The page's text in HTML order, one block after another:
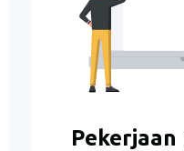
Pekerjaan